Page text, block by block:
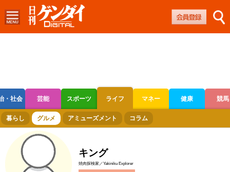
・社会 芸能 スポーツ ライフ マネー 健康 競馬
ボートレース 競輪 オートレース
暮らし グルメ アミューズメント コラム
キング
焼肉探検家／Yakiniku Explorer